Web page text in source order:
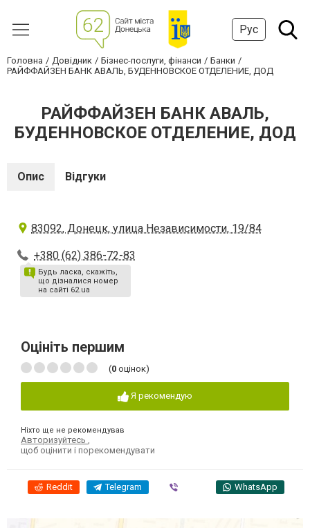
Рус
Головна Довідник Бізнес-послуги, фінанси
Банки
РАЙФФАЙЗЕН БАНК АВАЛЬ, БУДЕННОВСКОЕ ОТДЕЛЕНИЕ, ДОД
РАЙФФАЙЗЕН БАНК АВАЛЬ,
БУДЕННОВСКОЕ ОТДЕЛЕНИЕ, ДОД
Опис Відгуки
83092, Донецк, улица Независимости, 19/84
+380 (62) 386-72-83
Будь ласка, скажіть,
що дізналися номер
на сайті 62.ua
Оцініть першим
(0 оцінок)
Я рекомендую
Ніхто ще не рекомендував
Авторизуйтесь
щоб оцінити і порекомендувати
Reddit Telegram WhatsApp